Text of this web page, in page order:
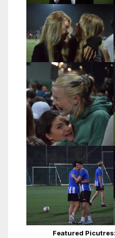
Featured